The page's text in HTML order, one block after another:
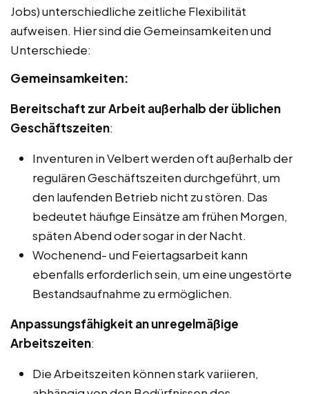
Jobs) unterschiedliche zeitliche Flexibilität
aufweisen. Hier sind die Gemeinsamkeiten und
Unterschiede:
Gemeinsamkeiten:
Bereitschaft zur Arbeit außerhalb der üblichen
Geschäftszeiten:
Inventuren in Velbert werden oft außerhalb der
regulären Geschäftszeiten durchgeführt, um
den laufenden Betrieb nicht zu stören. Das
bedeutet häufige Einsätze am frühen Morgen,
späten Abend oder sogar in der Nacht.
Wochenend- und Feiertagsarbeit kann
ebenfalls erforderlich sein, um eine ungestörte
Bestandsaufnahme zu ermöglichen.
Anpassungsfähigkeit an unregelmäßige
Arbeitszeiten:
Die Arbeitszeiten können stark variieren,